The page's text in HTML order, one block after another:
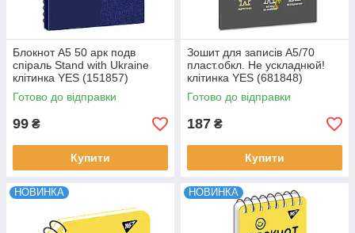
Блокнот А5 50 арк подв
cпіраль Stand with Ukraine
клітинка YES (151857)
Готово до відправки
99 ₴
Купити
Зошит для записів А5/70
пласт.обкл. Не ускладнюй!
клітинка YES (681848)
Готово до відправки
187 ₴
Купити
НОВИНКА НОВИНКА